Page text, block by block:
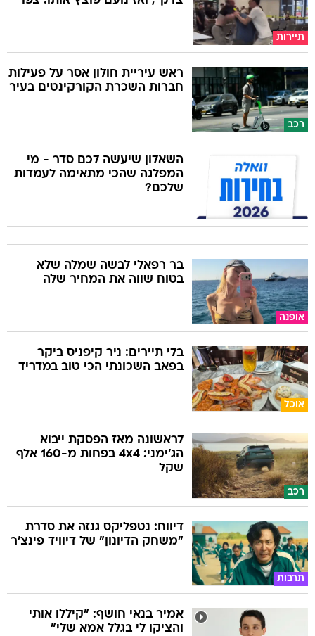
תיירות
רכב
ראש עיריית חולון אסר על פעילות
חברות השכרת הקורקינטים בעיר
השאלון שיעשה לכם סדר - מי
המפלגה שהכי מתאימה לעמדות
שלכם?
אופנה
בר רפאלי לבשה שמלה שלא
בטוח שווה את המחיר שלה
אוכל
בלי תיירים: ניר קיפניס ביקר
בפאב השכונתי הכי טוב במדריד
רכב
לראשונה מאז הפסקת ייבוא
הג'ימני: 4x4 בפחות מ-160 אלף
שקל
תרבות
דיווח: נטפליקס גנזה את סדרת
"משחק הדיונון" של דיוויד פינצ'ר
אמיר בנאי חושף: "קיללו אותי
והציקו לי בגלל אמא שלי"